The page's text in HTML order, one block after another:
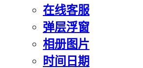
在线客服
弹层浮窗
相册图片
时间日期